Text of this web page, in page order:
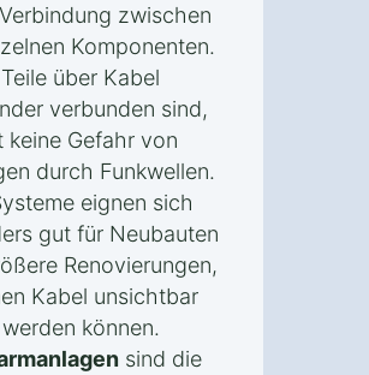
zwischen
Komponenten.
über Kabel
verbunden sind,
keine Gefahr von
durch Funkwellen.
eignen sich
gut für Neubauten
Renovierungen,
Kabel unsichtbar
können.
sind die